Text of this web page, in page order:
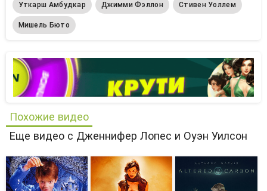
Уткарш Амбудкар Джимми Фэллон Стивен Уоллем
Мишель Бюто
Похожие видео
Еще видео с Дженнифер Лопес и Оуэн Уилсон